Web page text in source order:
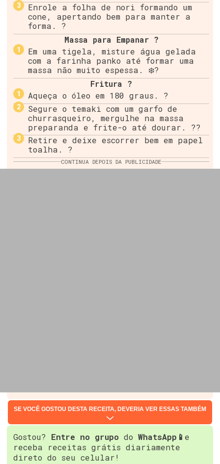
Enrole a folha de nori formando um
cone, apertando bem para manter a
forma. ?
Massa para Empanar ?
Em uma tigela, misture água gelada
com a farinha panko até formar uma
massa não muito espessa. ❄️?
Fritura ?
Aqueça o óleo em 180 graus. ?
Segure o temaki com um garfo de
churrasqueiro, mergulhe na massa
preparanda e frite-o até dourar. ??
Retire e deixe escorrer bem em papel
toalha. ?
CONTINUA DEPOIS DA PUBLICIDADE
SE VOCÊ GOSTOU DESTA RECEITA, DEVERIA VER ESSAS TAMBÉM
Gostou? Entre no grupo do WhatsApp📱 e
receba receitas grátis diariamente
direto do seu celular!